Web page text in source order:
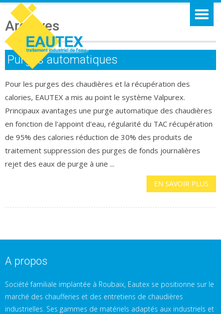
Archives
Purges automatiques
Pour les purges des chaudières et la récupération des
calories, EAUTEX a mis au point le système Valpurex.
Principaux avantages une purge automatique des chaudières
en fonction de l'appoint d'eau, régularité du TAC récupération
de 95% des calories réduction de 30% des produits de
traitement suppression des purges de fonds journalières
rejet des eaux de purge à une ...
EN SAVOIR PLUS
A propos
Société familiale implantée à Roubaix, Eautex se positionne sur le
marché des chaufferies et des entretiens de chaudières
industrielles. Ses gammes de matériels adaptés aux industriels et